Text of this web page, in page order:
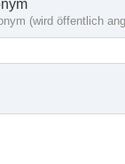
(wird öffentlich